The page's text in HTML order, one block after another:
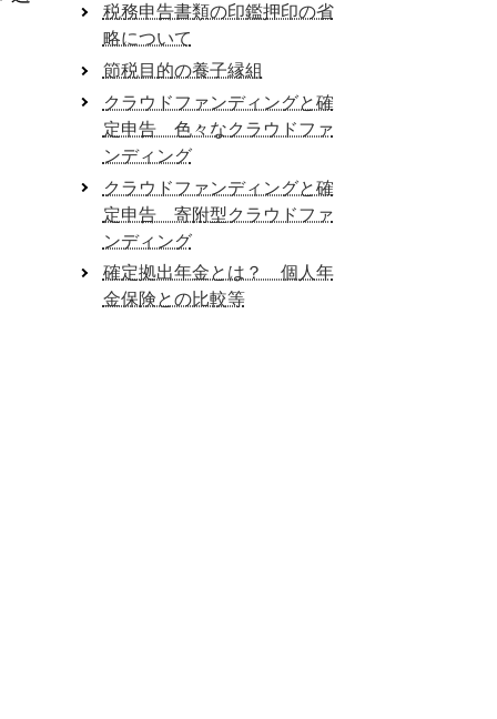
税務申告書類の印鑑押印の省
略について
節税目的の養子縁組
クラウドファンディングと確
定申告 色々なクラウドファ
ンディング
クラウドファンディングと確
定申告 寄附型クラウドファ
ンディング
確定拠出年金とは？ 個人年
金保険との比較等